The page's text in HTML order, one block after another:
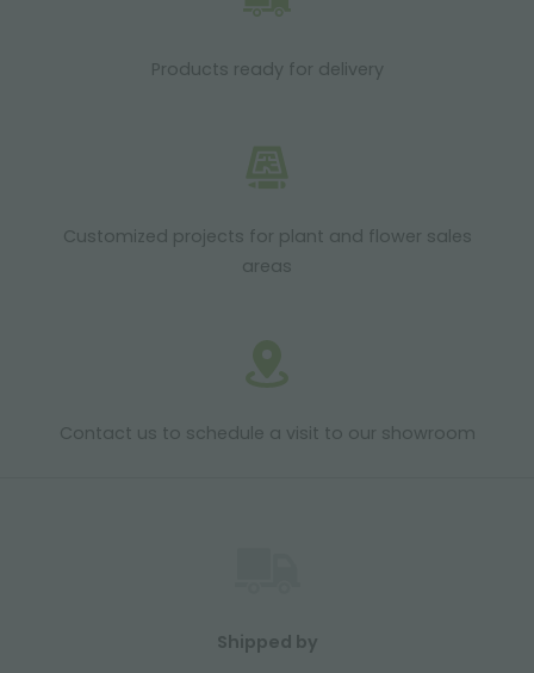
Products ready for delivery
Customized projects for plant and flower sales
areas
Contact us to schedule a visit to our showroom
Shipped by